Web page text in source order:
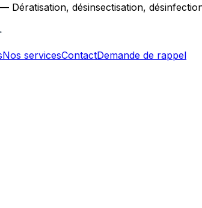
Dératisation, désinsectisation,
Nos servicesContactDemande de rappel